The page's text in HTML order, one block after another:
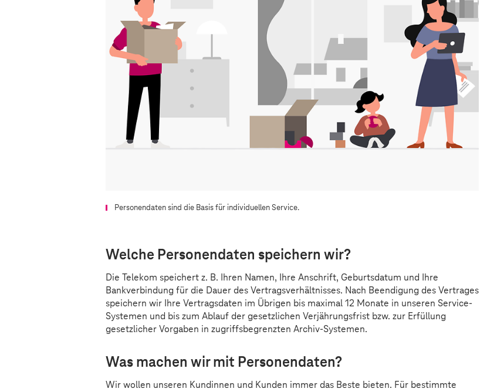
Personendaten sind die Basis für individuellen Service.
Welche Personendaten speichern wir?
Die Telekom speichert z. B. Ihren Namen, Ihre Anschrift, Geburtsdatum und Ihre
Bankverbindung für die Dauer des Vertragsverhältnisses. Nach Beendigung des Vertrages
speichern wir Ihre Vertragsdaten im Übrigen bis maximal 12 Monate in unseren Service-
Systemen und bis zum Ablauf der gesetzlichen Verjährungsfrist bzw. zur Erfüllung
gesetzlicher Vorgaben in zugriffsbegrenzten Archiv-Systemen.
Was machen wir mit Personendaten?
Wir wollen unseren Kundinnen und Kunden immer das Beste bieten. Für bestimmte